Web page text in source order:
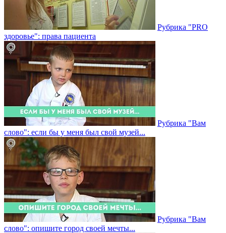
Рубрика "PRO
здоровье": права пациента
Рубрика "Вам
слово": если бы у меня был свой музей...
Рубрика "Вам
слово": опишите город своей мечты...